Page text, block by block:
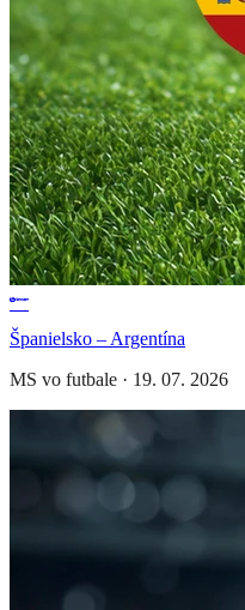
Španielsko – Argentína
MS vo futbale · 19. 07. 2026